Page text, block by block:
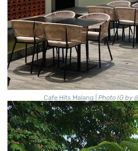
Cafe Hits Malang | Photo IG by